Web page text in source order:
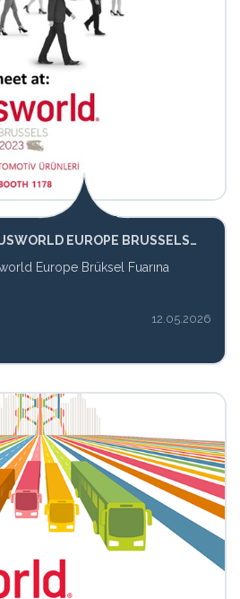
EUROPE BRUSSELS
Europe Brüksel Fuarına
12.05.2026